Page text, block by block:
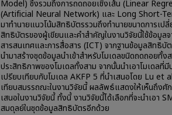
Model) ซึ่งรวมถึงการถดถอยเชิงเส้น (Linear
(Artificial Neural Network) และ Long Short-
มาทำนายแนวโน้มสิทธิบัตรรวมถึงทำนายขนาดการเป
สิทธิบัตรของผู้เขียนและคำสำคัญในงานวิจัยนี้ใช้ข้อมูล
สารสนเทศและการสื่อสาร (ICT) จากฐานข้อมูลสิทธิบั
นำมาสร้างชุดข้อมูลนำเข้าสำหรับโมเดลขนิดถดถอยทั้
ประสิทธิภาพของโมเดลทั้งสาม จากนั้นนำเอาโมเดล
เปรียบเทียบกับโมเดล AKFP 5 ที่นำเสนอโดย Lu et
เทียบสมรรถณะในงานวิจัยนี้ ผลลัพธ์แสดงให้เห็นถึงศั
เสนอในงานวิจัยนี้ ทั้งนี้ งานวิจัยนี้ได้เลือกที่จะนำเอา
สมดุลย์ในชุดข้อมูลสิทธิบัตรอีกด้วย